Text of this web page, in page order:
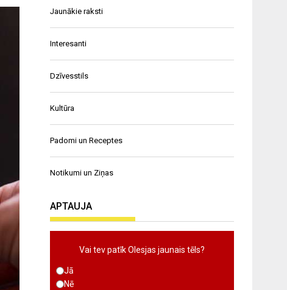
Jaunākie raksti
Interesanti
Dzīvesstils
Kultūra
Padomi un Receptes
Notikumi un Ziņas
APTAUJA
Vai tev patīk Olesjas jaunais tēls?
Jā
Nē